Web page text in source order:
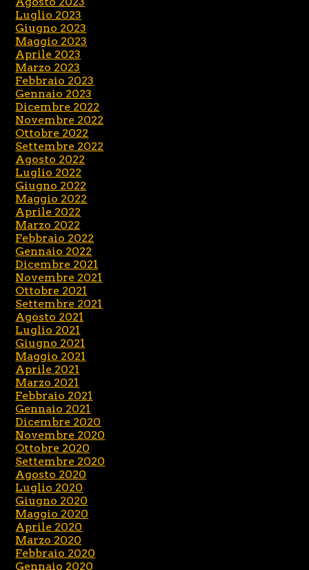
Luglio 2023
Giugno 2023
Maggio 2023
Aprile 2023
Marzo 2023
Febbraio 2023
Gennaio 2023
Dicembre 2022
Novembre 2022
Ottobre 2022
Settembre 2022
Agosto 2022
Luglio 2022
Giugno 2022
Maggio 2022
Aprile 2022
Marzo 2022
Febbraio 2022
Gennaio 2022
Dicembre 2021
Novembre 2021
Ottobre 2021
Settembre 2021
Agosto 2021
Luglio 2021
Giugno 2021
Maggio 2021
Aprile 2021
Marzo 2021
Febbraio 2021
Gennaio 2021
Dicembre 2020
Novembre 2020
Ottobre 2020
Settembre 2020
Agosto 2020
Luglio 2020
Giugno 2020
Maggio 2020
Aprile 2020
Marzo 2020
Febbraio 2020
Gennaio 2020